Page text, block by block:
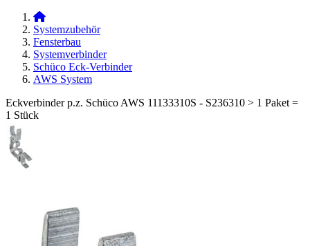
Systemzubehör
Fensterbau
Systemverbinder
Schüco Eck-Verbinder
AWS System
Eckverbinder p.z. Schüco AWS 11133310S - S236310 > 1 Paket =
1 Stück